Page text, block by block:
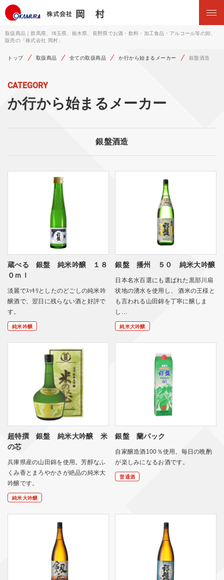
取扱商品｜群馬県、埼玉県、栃木県、長野県でお酒・飲料・加工食品・アルコール等の卸、
販売の「株式会社 岡村」
トップ 取扱商品 全ての取扱商品 か行から始まるメーカー 銀盤酒造
CATEGORY
か行から始まるメーカー
銀盤酒造
蔵べる 銀盤 純米吟醸 １８
０ｍｌ
淡麗でｽｯｷﾘとしたのどごしの純米吟
醸酒で、翌日に残らない酒と好評で
す。
純米吟醸
銀盤 播州 ５０ 純米大吟醸
日本名水百選にも選ばれた黒部川扇
状地の湧水を使用し、 酒米の王様と
も言われる山田錦を丁寧に醸しま
し…
純米大吟醸
超特撰 銀盤 純米大吟醸 米
の芯
兵庫県産の山田錦を使用。芳醇なふ
くみ香とまろやかさが絶品の純米大
吟醸です。
純米大吟醸
銀盤 蘭パック
自家醸造酒100％使用。毎日の晩酌
が楽しみになるお酒です。
普通酒